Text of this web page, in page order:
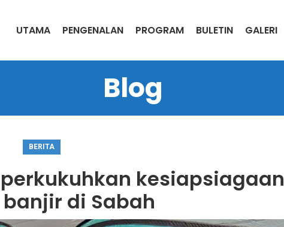
UTAMA PENGENALAN PROGRAM BULETIN GALERI
Blog
BERITA
kesiapsiagaan
di Sabah